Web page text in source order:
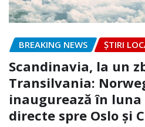
BREAKING NEWS ȘTIRI
Scandinavia, la un
Transilvania:
inaugurează în
directe spre Oslo și